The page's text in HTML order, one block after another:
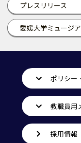
プレスリリース
愛媛大学ミュージ
ポリシー
教職員用
採用情報